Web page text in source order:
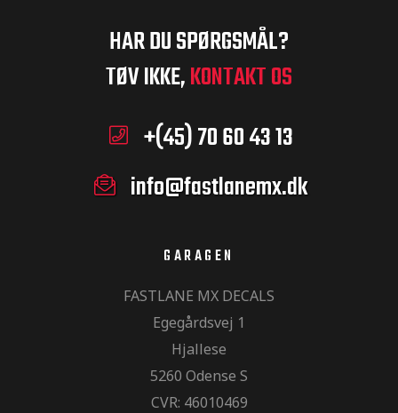
HAR DU SPØRGSMÅL?
TØV IKKE,KONTAKT OS
+(45) 70 60 43 13
info@fastlanemx.dk
GARAGEN
FASTLANE MX DECALS
Egegårdsvej 1
Hjallese
5260 Odense S
CVR: 46010469